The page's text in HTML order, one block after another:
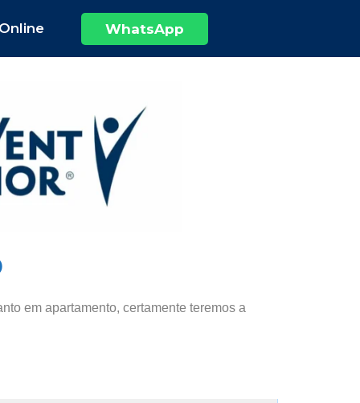
WhatsApp
em apartamento, certamente teremos a